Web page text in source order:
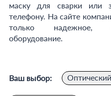
маску для сварки или
телефону. На сайте
только надежное,
оборудование.
Ваш выбор: